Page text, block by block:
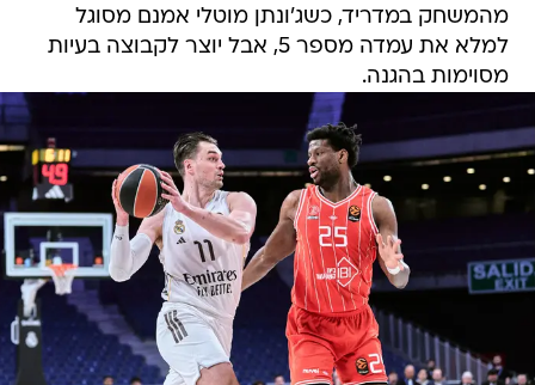
מהמשחק במדריד, כשג'ונתן מוטלי אמנם מסוגל
למלא את עמדה מספר 5, אבל יוצר לקבוצה בעיות
מסוימות בהגנה.